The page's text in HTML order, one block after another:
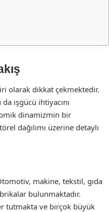
olarak dikkat çekmektedir.
işgücü ihtiyacını
dinamizmin bir
dağılımı üzerine detaylı
makine, tekstil, gıda
bulunmaktadır.
tutmakta ve birçok büyük